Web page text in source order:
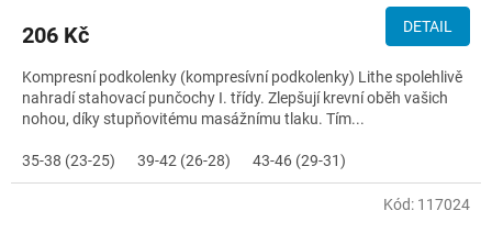
206 Kč DETAIL
Kompresní podkolenky (kompresívní podkolenky) Lithe spolehlivě
nahradí stahovací punčochy I. třídy. Zlepšují krevní oběh vašich
nohou, díky stupňovitému masážnímu tlaku. Tím...
35-38 (23-25) 39-42 (26-28) 43-46 (29-31)
Kód: 117024